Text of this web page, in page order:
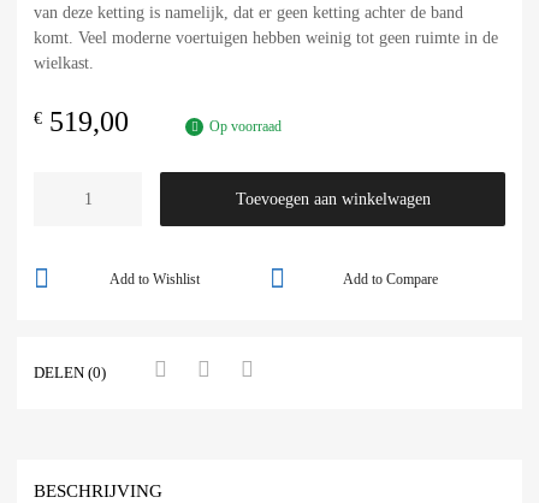
van deze ketting is namelijk, dat er geen ketting achter de band
komt. Veel moderne voertuigen hebben weinig tot geen ruimte in de
wielkast.
€ 519,00 Op voorraad
Toevoegen aan winkelwagen
Add to Compare
Add to Wishlist
DELEN (0)
BESCHRIJVING